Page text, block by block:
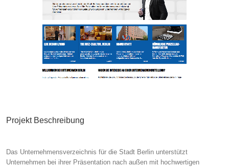
Projekt Beschreibung
Das Unternehmensverzeichnis für die Stadt Berlin unterstützt
Unternehmen bei ihrer Präsentation nach außen mit hochwertigen